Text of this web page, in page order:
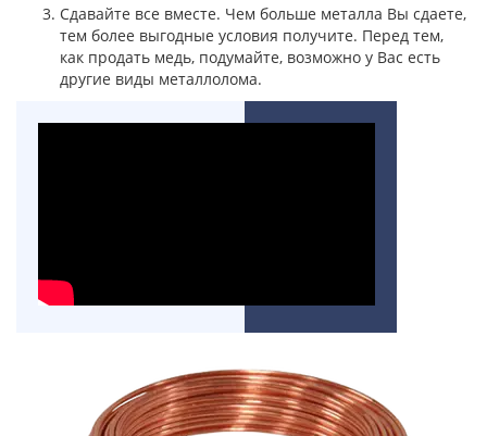
Сдавайте все вместе. Чем больше металла Вы сдаете,
тем более выгодные условия получите. Перед тем,
как продать медь, подумайте, возможно у Вас есть
другие виды металлолома.